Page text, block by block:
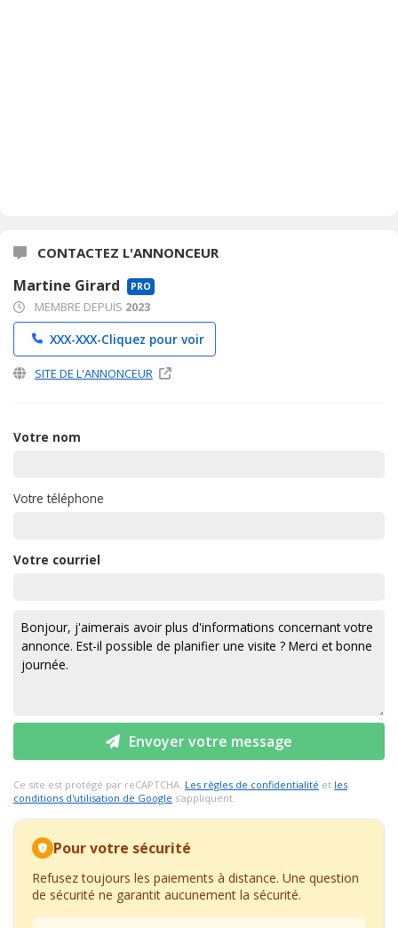
CONTACTEZ L'ANNONCEUR
Martine Girard PRO
MEMBRE DEPUIS 2023
XXX-XXX-Cliquez pour voir
SITE DE L'ANNONCEUR
Votre nom
Votre téléphone
Votre courriel
Envoyer votre message
Ce site est protégé par reCAPTCHA. Les règles de confidentialité et les
conditions d'utilisation de Google s'appliquent.
Pour votre sécurité
Refusez toujours les paiements à distance. Une question
de sécurité ne garantit aucunement la sécurité.